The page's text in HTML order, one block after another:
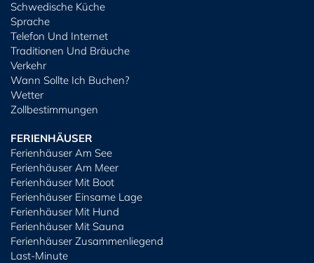
Schwedische Küche
Sprache
Telefon Und Internet
Traditionen Und Bräuche
Verkehr
Wann Sollte Ich Buchen?
Wetter
Zollbestimmungen
FERIENHÄUSER
Ferienhäuser Am See
Ferienhäuser Am Meer
Ferienhäuser Mit Boot
Ferienhäuser Einsame Lage
Ferienhäuser Mit Hund
Ferienhäuser Mit Sauna
Ferienhäuser Zusammenliegend
Last-Minute